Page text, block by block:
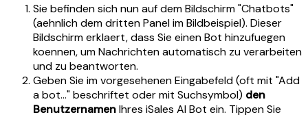
Sie befinden sich nun auf dem Bildschirm "Chatbots"
(aehnlich dem dritten Panel im Bildbeispiel). Dieser
Bildschirm erklaert, dass Sie einen Bot hinzufuegen
koennen, um Nachrichten automatisch zu verarbeiten
und zu beantworten.
Geben Sie im vorgesehenen Eingabefeld (oft mit "Add
a bot..." beschriftet oder mit Suchsymbol) den
BenutzernamenIhres iSales AI Bot ein. Tippen Sie